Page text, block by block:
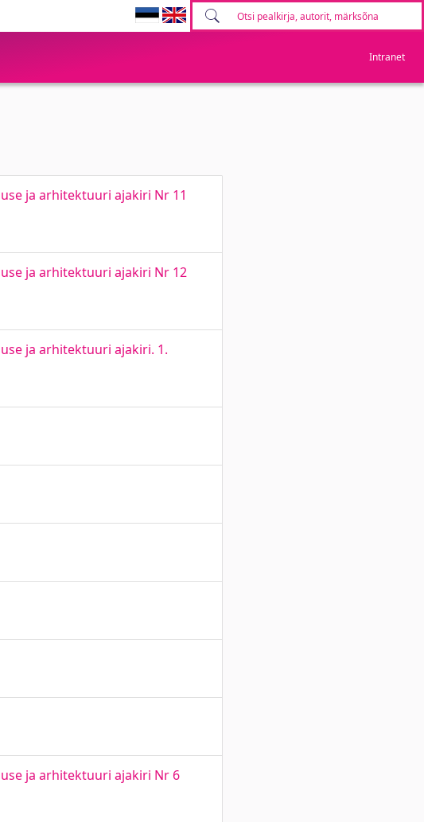
Intranet
ja arhitektuuri ajakiri Nr 11
ja arhitektuuri ajakiri Nr 12
ja arhitektuuri ajakiri. 1.
ja arhitektuuri ajakiri Nr 6